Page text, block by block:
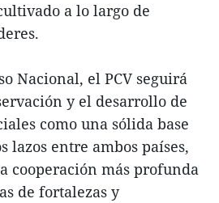
a lo largo de
Nacional, el PCV seguirá
y el desarrollo de
como una sólida base
lazos entre ambos países,
cooperación más profunda
de fortalezas y